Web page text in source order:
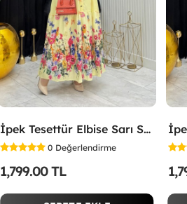
İpek Tesettür Elbise Sarı Sarı
0 Değerlendirme
1,799.00 TL